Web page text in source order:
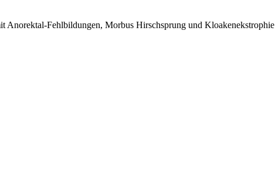
Anorektal-Fehlbildungen, Morbus Hirschsprung und Kloakenekstrophie